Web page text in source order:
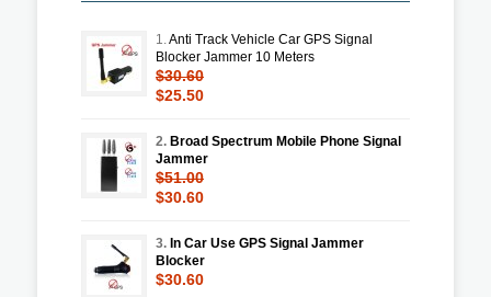
1.Anti Track Vehicle Car GPS Signal
Blocker Jammer 10 Meters
$30.60
$25.50
2. Broad Spectrum Mobile Phone Signal
Jammer
$51.00
$30.60
3. In Car Use GPS Signal Jammer
Blocker
$30.60